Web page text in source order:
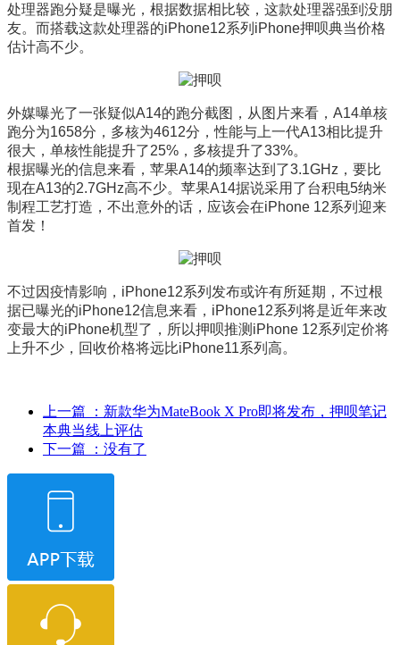
处理器跑分疑是曝光，根据数据相比较，这款处理器强到没朋
友。而搭载这款处理器的iPhone12系列iPhone押呗典当价格
估计高不少。
外媒曝光了一张疑似A14的跑分截图，从图片来看，A14单核
跑分为1658分，多核为4612分，性能与上一代A13相比提升
很大，单核性能提升了25%，多核提升了33%。
根据曝光的信息来看，苹果A14的频率达到了3.1GHz，要比
现在A13的2.7GHz高不少。苹果A14据说采用了台积电5纳米
制程工艺打造，不出意外的话，应该会在iPhone 12系列迎来
首发！
不过因疫情影响，iPhone12系列发布或许有所延期，不过根
据已曝光的iPhone12信息来看，iPhone12系列将是近年来改
变最大的iPhone机型了，所以押呗推测iPhone 12系列定价将
上升不少，回收价格将远比iPhone11系列高。
上一篇
：新款华为MateBook X Pro即将发布，押呗笔记
本典当线上评估
下一篇
：没有了